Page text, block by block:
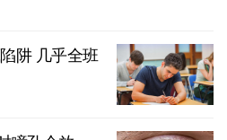
阱 几乎全班